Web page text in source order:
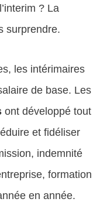
? La
surprendre.
les intérimaires
de base. Les
ont développé tout
et fidéliser
indemnité
formation
en année.